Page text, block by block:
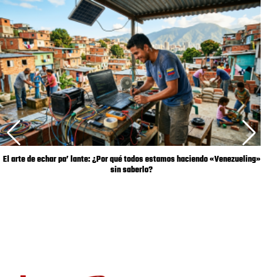
El arte de echar pa’ lante: ¿Por qué todos estamos haciendo «Venezueling»
sin saberlo?